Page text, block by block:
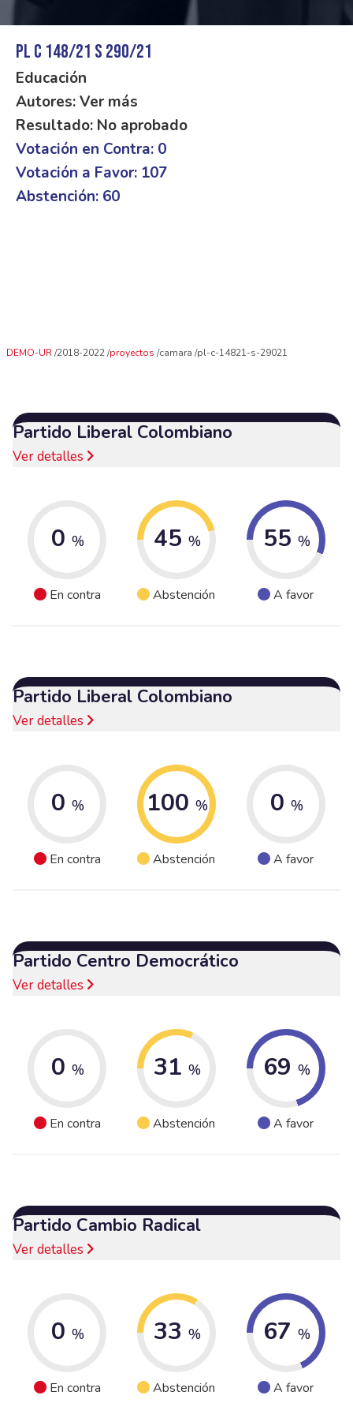
PL C 148/21 S 290/21
Educación
Autores: Ver más
Resultado: No aprobado
Votación en Contra: 0
Votación a Favor: 107
Abstención: 60
DEMO-UR 2018-2022 proyectos camara pl-c-14821-s-29021
Partido Liberal Colombiano
Ver detalles
0 %
En contra
45 %
Abstención
55 %
A favor
Partido Liberal Colombiano
Ver detalles
0 %
En contra
100 %
Abstención
0 %
A favor
Partido Centro Democrático
Ver detalles
0 %
En contra
31 %
Abstención
69 %
A favor
Partido Cambio Radical
Ver detalles
0 %
En contra
33 %
Abstención
67 %
A favor